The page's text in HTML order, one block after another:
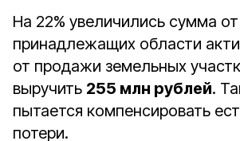
На 22% увеличились сумма
принадлежащих области
от продажи земельных
выручить 255 млн рублей.
пытается компенсировать
потери.